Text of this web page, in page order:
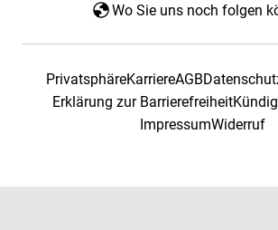
Wo Sie uns noch folgen
PrivatsphäreKarriereAGB
Erklärung zur Barrierefreiheit
ImpressumWiderruf